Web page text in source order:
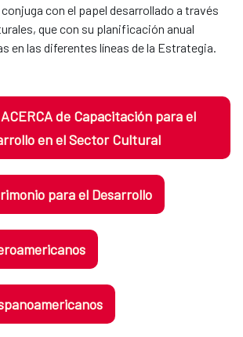
con el papel desarrollado a través
que con su planificación anual
en las diferentes líneas de la Estrategia.
de Capacitación para el
en el Sector Cultural
para el Desarrollo